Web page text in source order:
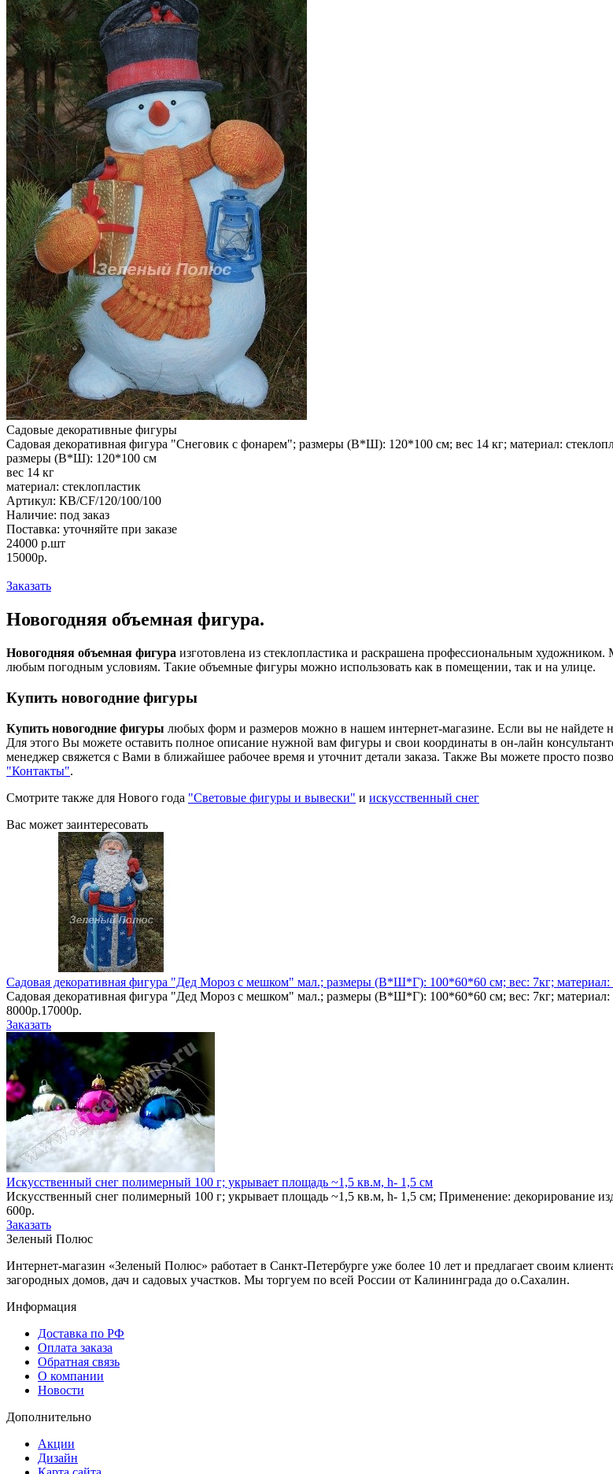
Садовые декоративные фигуры
Садовая декоративная фигура "Снеговик с фонарем"; размеры (В*Ш): 120*100 см; вес 14 кг; материал:
размеры (В*Ш): 120*100 см
вес 14 кг
материал: стеклопластик
Артикул: КВ/CF/120/100/100
Наличие: под заказ
Поставка: уточняйте при заказе
24000 р.шт
15000р.
Заказать
Новогодняя объемная фигура.
Новогодняя объемная фигура изготовлена из стеклопластика и раскрашена профессиональным
любым погодным условиям. Такие объемные фигуры можно использовать как в помещении, так и на улице.
Купить новогодние фигуры
Купить новогодние фигуры любых форм и размеров можно в нашем интернет-магазине. Если вы не найдете
Для этого Вы можете оставить полное описание нужной вам фигуры и свои координаты в он-лайн
менеджер свяжется с Вами в ближайшее рабочее время и уточнит детали заказа. Также Вы можете просто
"Контакты".
Смотрите также для Нового года "Световые фигуры и вывески" и искусственный снег
Вас может заинтересовать
Садовая декоративная фигура "Дед Мороз с мешком" мал.; размеры (В*Ш*Г): 100*60*60 см; вес: 7кг; материал:
Садовая декоративная фигура "Дед Мороз с мешком" мал.; размеры (В*Ш*Г): 100*60*60 см; вес: 7кг; материал:
8000р.17000р.
Заказать
Искусственный снег полимерный 100 г; укрывает площадь ~1,5 кв.м, h- 1,5 см
Искусственный снег полимерный 100 г; укрывает площадь ~1,5 кв.м, h- 1,5 см; Применение: декорирование
600р.
Заказать
Зеленый Полюс
Интернет-магазин «Зеленый Полюс» работает в Санкт-Петербурге уже более 10 лет и предлагает своим
загородных домов, дач и садовых участков. Мы торгуем по всей России от Калининграда до о.Сахалин.
Информация
Доставка по РФ
Оплата заказа
Обратная связь
О компании
Новости
Дополнительно
Акции
Дизайн